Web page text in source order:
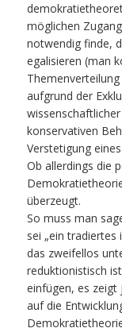
möglichen
notwendig finde,
egalisieren (man
aufgrund der
konservativen
Verstetigung
Ob allerdings die
überzeugt.
So muss man
sei „ein
das zweifellos
reduktionistisch
einfügen, es zeigt
auf die